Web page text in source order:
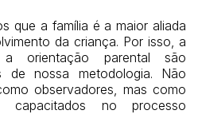
que a família é a maior aliada
da criança. Por isso, a
orientação parental são
de nossa metodologia. Não
observadores, mas como
capacitados no processo